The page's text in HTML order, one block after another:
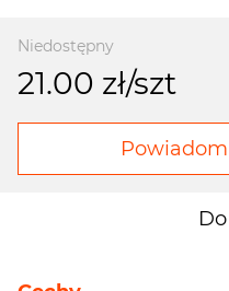
Niedostępny
21.00 zł/szt